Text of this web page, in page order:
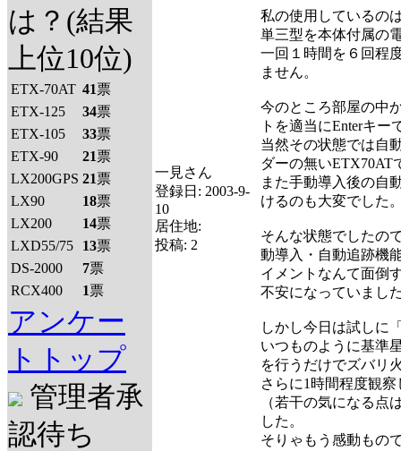
は？(結果
上位10位)
ETX-70AT 41票
ETX-125
34票
ETX-105
33票
ETX-90
21票
LX200GPS 21票
LX90
18票
LX200
14票
LXD55/75
13票
DS-2000
7票
RCX400
1票
アンケー
トトップ
管理者承
認待ち
一見さん
登録日: 2003-9-
10
居住地:
投稿: 2
私の使用しているの
単三型を本体付属の
一回１時間を６回程
ません。
今のところ部屋の中
トを適当にEnterキ
当然その状態では自
ダーの無いETX70AT
また手動導入後の自
けるのも大変でした
そんな状態でしたの
動導入・自動追跡機
イメントなんて面倒
不安になっていまし
しかし今日は試しに
いつものように基準
を行うだけでズバリ
さらに1時間程度観
（若干の気になる点
した。
そりゃもう感動もの